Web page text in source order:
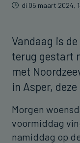
di 05 maart 2024,
Vandaag is
terug gestart
met
in Asper,
Morgen
voormiddag
namiddag op